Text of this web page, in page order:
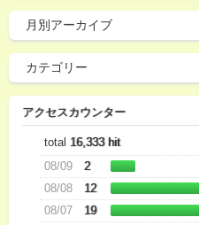
アクセスカウンター
total 16,333 hit
08/09
2
08/08
12
08/07
19